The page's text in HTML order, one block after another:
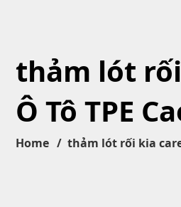
thảm lót rối
Ô Tô TPE
Home thảm lót rối kia